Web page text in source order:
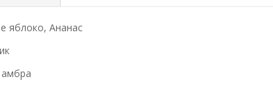
яблоко, Ананас